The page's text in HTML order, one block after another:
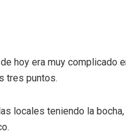
hoy era muy complicado
tres puntos.
locales teniendo la